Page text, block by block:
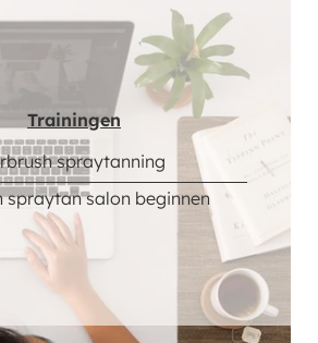
Trainingen
spraytanning
spraytan salon beginnen